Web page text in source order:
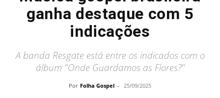
ganha destaque com 5
indicações
A banda Resgate está entre os indicados com o
álbum "Onde Guardamos as Flores?"
Por Folha Gospel - 25/09/2025